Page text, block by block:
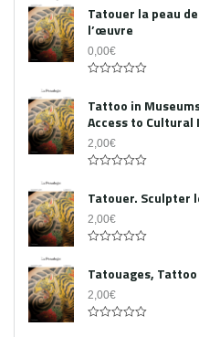
out
of
5
Tatouer la peau
l’œuvre
0,00€
out
of
5
Tattoo in
Access to
2,00€
out
of
5
Tatouer. Sculpter
2,00€
out
of
5
Tatouages, Tattoo
2,00€